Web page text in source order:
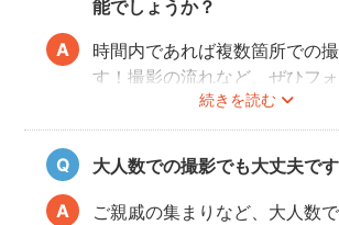
能でしょうか？
続きを読む
時間内であれば複数箇所での
す！撮影の流れなど、ぜひフ
に相談してみてください。
大人数での撮影でも大丈夫で
ご親戚の集まりなど、大人数